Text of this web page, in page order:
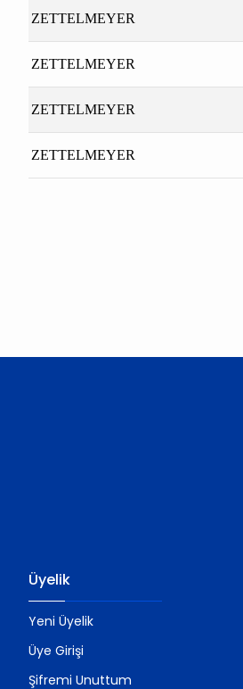
ZETTELMEYER
ZETTELMEYER
ZETTELMEYER
ZETTELMEYER
Ürün bilgilerinde hatalar bulunuyor.
Üyelik
Yeni Üyelik
Üye Girişi
Şifremi Unuttum